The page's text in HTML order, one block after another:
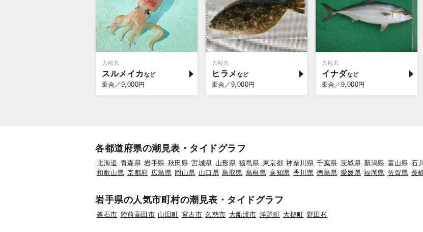
大船丸
スルメイカ
乗合／ 9,000円
大船丸
ヒラメ
乗合／ 9,000円
大船丸
イナダ
乗合／ 9,000円
各都道府県の潮見表・タイドグラフ
北海道 青森県 岩手県 秋田県 宮城県 山形県 福島県 東京都 神奈川県 千葉県 茨城県 新潟県 富山県 石
和歌山県 京都府 広島県 岡山県 山口県 鳥取県 島根県 高知県 香川県 徳島県 愛媛県 福岡県 佐賀県 長
岩手県の人気市町村の潮見表・タイドグラフ
釜石市 陸前高田市 山田町 宮古市 久慈市 大船渡市 洋野町 大槌町 野田村